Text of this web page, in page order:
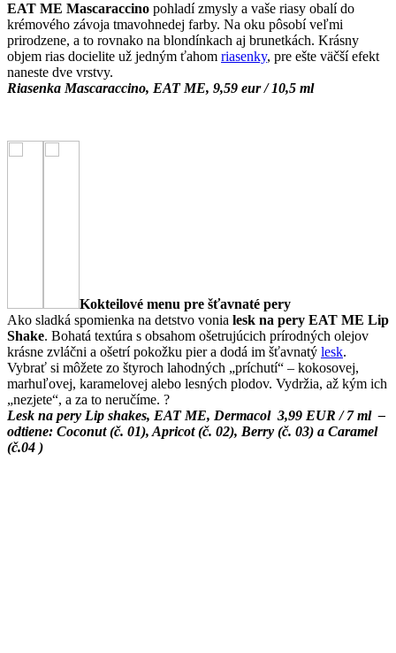
EAT ME Mascaraccino pohladí zmysly a vaše riasy obalí do
krémového závoja tmavohnedej farby. Na oku pôsobí veľmi
prirodzene, a to rovnako na blondínkach aj brunetkách. Krásny
objem rias docielite už jedným ťahom riasenky, pre ešte väčší efekt
naneste dve vrstvy.
Riasenka Mascaraccino, EAT ME, 9,59 eur / 10,5 ml
Kokteilové menu pre šťavnaté pery
Ako sladká spomienka na detstvo vonia lesk na pery EAT ME Lip
Shake. Bohatá textúra s obsahom ošetrujúcich prírodných olejov
krásne zvláčni a ošetrí pokožku pier a dodá im šťavnatý lesk.
Vybrať si môžete zo štyroch lahodných „príchutí“ – kokosovej,
marhuľovej, karamelovej alebo lesných plodov. Vydržia, až kým ich
„nezjete“, a za to neručíme. ?
Lesk na pery Lip shakes, EAT ME, Dermacol 3,99 EUR / 7 ml –
odtiene: Coconut (č. 01), Apricot (č. 02), Berry (č. 03) a Caramel
(č.04 )